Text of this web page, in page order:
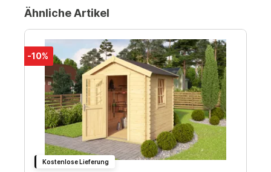
Ähnliche Artikel
-10%
Kostenlose Lieferung